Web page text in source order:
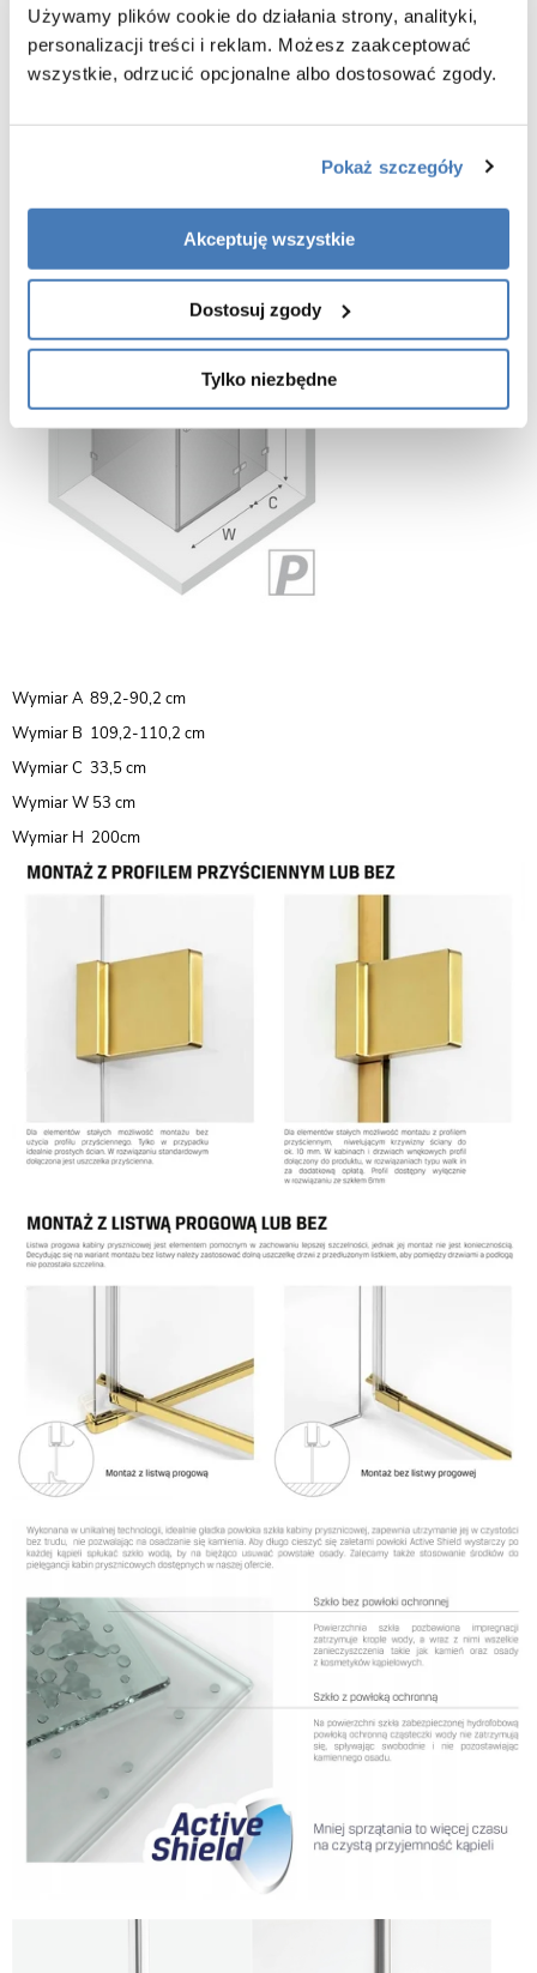
Używamy plików cookie do działania strony, analityki,
personalizacji treści i reklam. Możesz zaakceptować
wszystkie, odrzucić opcjonalne albo dostosować zgody.
Pokaż szczegóły
Akceptuję wszystkie
Dostosuj zgody
Tylko niezbędne
w zestawie listwa progowa oraz dodatkowa uszczelka drzwiowa
(montaż opcjonalny)
Wymiar A 89,2-90,2 cm
Wymiar B 109,2-110,2 cm
Wymiar C 33,5 cm
Wymiar W 53 cm
Wymiar H 200cm